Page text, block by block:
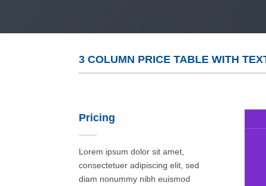
3 COLUMN PRICE TABLE WITH
Pricing
Lorem ipsum dolor sit amet,
consectetuer adipiscing elit, sed
diam nonummy nibh euismod